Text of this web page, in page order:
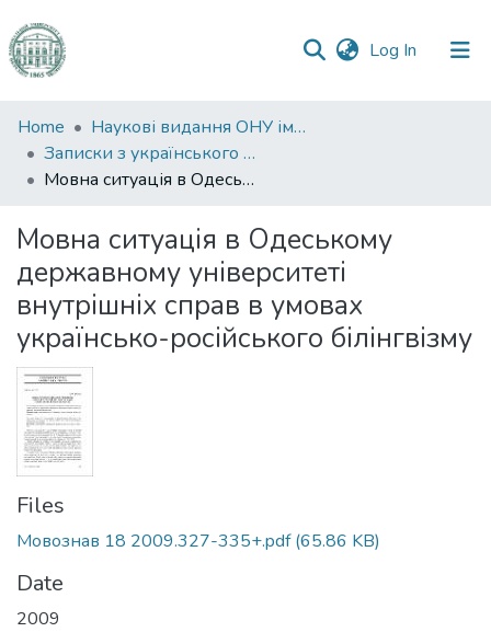
Log In (current)
Communities
&
Collections
Statistics
Home
Наукові видання ОНУ імені І. І. Мечникова
Записки з українського мовознавства
Мовна ситуація в Одеському державному університеті внутрішніх справ в умовах українсько-російського білінгвізму
Мовна ситуація в Одеському
державному університеті
внутрішніх справ в умовах
українсько-російського білінгвізму
Files
Мовознав 18 2009.327-335+.pdf(65.86 KB)
Date
2009